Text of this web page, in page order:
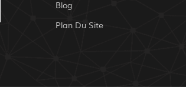
Blog
Plan Du Site